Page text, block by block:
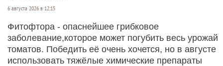
6 августа 2026 в 12:15
Фитофтора - опаснейшее грибковое
заболевание,которое может погубить весь урожай
томатов. Победить её очень хочется, но в августе
использовать тяжёлые химические препараты